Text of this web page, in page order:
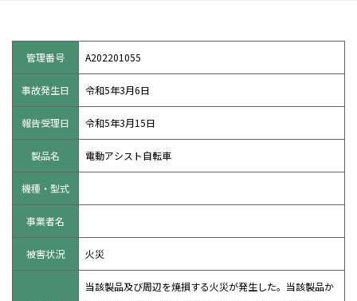
管理番号 A202201055
事故発生日 令和5年3月6日
報告受理日 令和5年3月15日
製品名 電動アシスト自転車
機種・型式
事業者名
被害状況 火災
当該製品及び周辺を焼損する火災が発生した。当該製品か